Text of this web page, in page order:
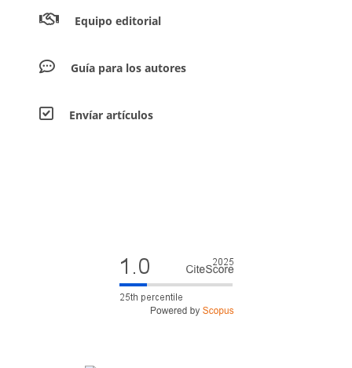
Equipo editorial
Guía para los autores
Envíar artículos